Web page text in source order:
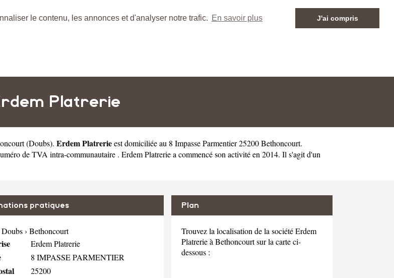
le contenu, les annonces et d'analyser notre trafic. En savoir plus J'ai compris
Platrerie
(Doubs). Erdem Platrerieest domiciliée au 8 Impasse Parmentier 25200 Bethoncourt.
de TVA intra-communautaire . Erdem Platrerie a commencé son activité en 2014. Il s'agit d'un
pratiques
Doubs› Bethoncourt
Erdem Platrerie
8 IMPASSE PARMENTIER
25200
Plan
Trouvez la localisation de la société Erdem
Platrerie à Bethoncourt sur la carte ci-
dessous :